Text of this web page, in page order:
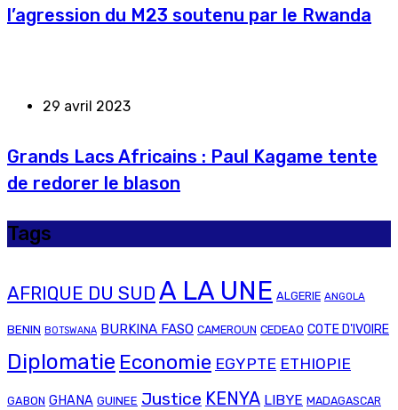
l’agression du M23 soutenu par le Rwanda
29 avril 2023
Grands Lacs Africains : Paul Kagame tente
de redorer le blason
Tags
AFRIQUE DU SUD A LA UNE ALGERIE ANGOLA
BENIN BOTSWANA BURKINA FASO CAMEROUN CEDEAO COTE D'IVOIRE
Diplomatie Economie EGYPTE ETHIOPIE
GABON GHANA GUINEE Justice KENYA LIBYE MADAGASCAR